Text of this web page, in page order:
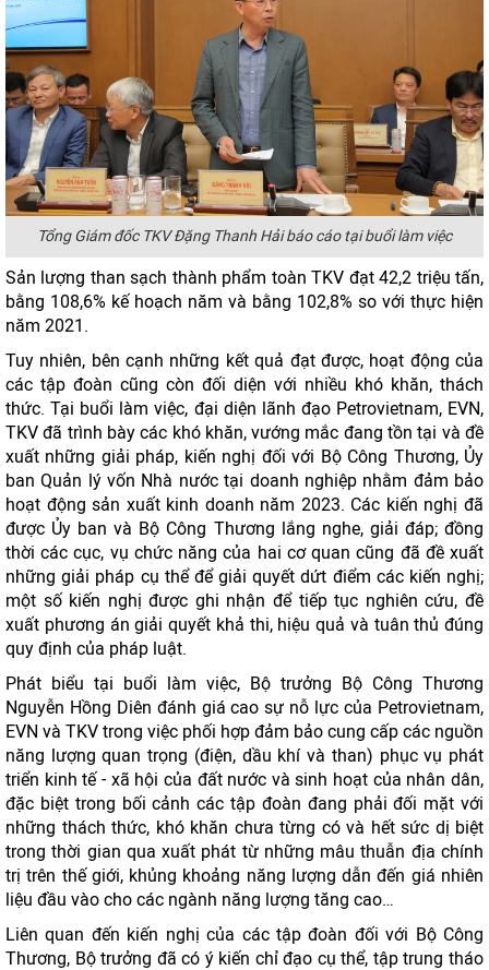
Tổng Giám đốc TKV Đặng Thanh Hải báo cáo tại buổi làm việc
Sản lượng than sạch thành phẩm toàn TKV đạt 42,2 triệu tấn,
bằng 108,6% kế hoạch năm và bằng 102,8% so với thực hiện
năm 2021.
Tuy nhiên, bên cạnh những kết quả đạt được, hoạt động của
các tập đoàn cũng còn đối diện với nhiều khó khăn, thách
thức. Tại buổi làm việc, đại diện lãnh đạo Petrovietnam, EVN,
TKV đã trình bày các khó khăn, vướng mắc đang tồn tại và đề
xuất những giải pháp, kiến nghị đối với Bộ Công Thương, Ủy
ban Quản lý vốn Nhà nước tại doanh nghiệp nhằm đảm bảo
hoạt động sản xuất kinh doanh năm 2023. Các kiến nghị đã
được Ủy ban và Bộ Công Thương lắng nghe, giải đáp; đồng
thời các cục, vụ chức năng của hai cơ quan cũng đã đề xuất
những giải pháp cụ thể để giải quyết dứt điểm các kiến nghị;
một số kiến nghị được ghi nhận để tiếp tục nghiên cứu, đề
xuất phương án giải quyết khả thi, hiệu quả và tuân thủ đúng
quy định của pháp luật.
Phát biểu tại buổi làm việc, Bộ trưởng Bộ Công Thương
Nguyễn Hồng Diên đánh giá cao sự nỗ lực của Petrovietnam,
EVN và TKV trong việc phối hợp đảm bảo cung cấp các nguồn
năng lượng quan trọng (điện, dầu khí và than) phục vụ phát
triển kinh tế - xã hội của đất nước và sinh hoạt của nhân dân,
đặc biệt trong bối cảnh các tập đoàn đang phải đối mặt với
những thách thức, khó khăn chưa từng có và hết sức dị biệt
trong thời gian qua xuất phát từ những mâu thuẫn địa chính
trị trên thế giới, khủng khoảng năng lượng dẫn đến giá nhiên
liệu đầu vào cho các ngành năng lượng tăng cao…
Liên quan đến kiến nghị của các tập đoàn đối với Bộ Công
Thương, Bộ trưởng đã có ý kiến chỉ đạo cụ thể, tập trung tháo